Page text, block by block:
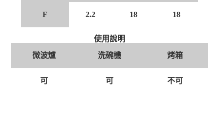
F 2.2 18 18
使用說明
微波爐
洗碗機 烤箱
可 可 不可